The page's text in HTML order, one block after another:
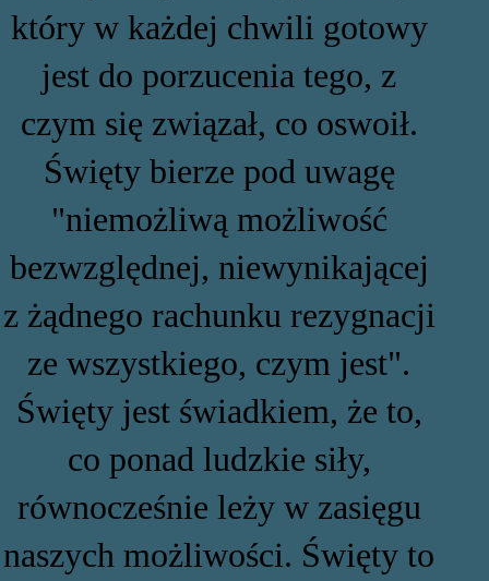
który w każdej chwili gotowy
jest do porzucenia tego, z
czym się związał, co oswoił.
Święty bierze pod uwagę
"niemożliwą możliwość
bezwzględnej, niewynikającej
z żądnego rachunku rezygnacji
ze wszystkiego, czym jest".
Święty jest świadkiem, że to,
co ponad ludzkie siły,
równocześnie leży w zasięgu
naszych możliwości. Święty to